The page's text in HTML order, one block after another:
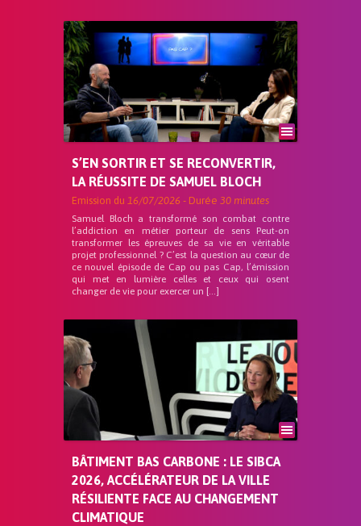
S’EN SORTIR ET SE RECONVERTIR,
LA RÉUSSITE DE SAMUEL BLOCH
Emission du 16/07/2026 - Durée 30 minutes
Samuel Bloch a transformé son combat contre
l’addiction en métier porteur de sens Peut-on
transformer les épreuves de sa vie en véritable
projet professionnel ? C’est la question au cœur de
ce nouvel épisode de Cap ou pas Cap, l’émission
qui met en lumière celles et ceux qui osent
changer de vie pour exercer un […]
BÂTIMENT BAS CARBONE : LE SIBCA
2026, ACCÉLÉRATEUR DE LA VILLE
RÉSILIENTE FACE AU CHANGEMENT
CLIMATIQUE